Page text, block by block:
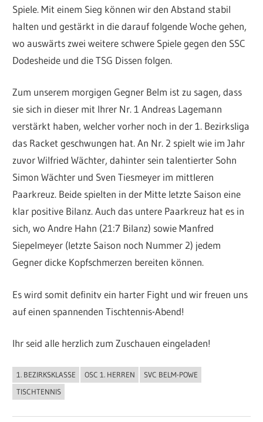
Spiele. Mit einem Sieg können wir den Abstand stabil
halten und gestärkt in die darauf folgende Woche gehen,
wo auswärts zwei weitere schwere Spiele gegen den SSC
Dodesheide und die TSG Dissen folgen.
Zum unserem morgigen Gegner Belm ist zu sagen, dass
sie sich in dieser mit Ihrer Nr. 1 Andreas Lagemann
verstärkt haben, welcher vorher noch in der 1. Bezirksliga
das Racket geschwungen hat. An Nr. 2 spielt wie im Jahr
zuvor Wilfried Wächter, dahinter sein talentierter Sohn
Simon Wächter und Sven Tiesmeyer im mittleren
Paarkreuz. Beide spielten in der Mitte letzte Saison eine
klar positive Bilanz. Auch das untere Paarkreuz hat es in
sich, wo Andre Hahn (21:7 Bilanz) sowie Manfred
Siepelmeyer (letzte Saison noch Nummer 2) jedem
Gegner dicke Kopfschmerzen bereiten können.
Es wird somit definitv ein harter Fight und wir freuen uns
auf einen spannenden Tischtennis-Abend!
Ihr seid alle herzlich zum Zuschauen eingeladen!
ALLGEMEIN
1. BEZIRKSKLASSE OSC 1. HERREN
SVC BELM-POWE
TISCHTENNIS